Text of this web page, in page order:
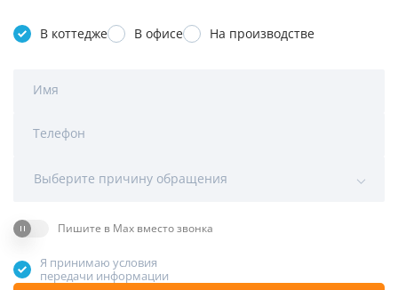
В коттедже В офисе На производстве
Имя
Телефон
Выберите причину обращения
Пишите в Max вместо звонка
Я принимаю условия
передачи информации